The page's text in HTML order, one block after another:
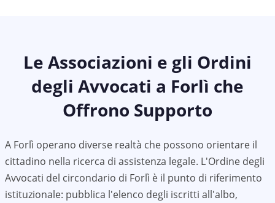
Le Associazioni e gli Ordini
degli Avvocati a Forlì che
Offrono Supporto
A Forlì operano diverse realtà che possono orientare il
cittadino nella ricerca di assistenza legale. L'Ordine degli
Avvocati del circondario di Forlì è il punto di riferimento
istituzionale: pubblica l'elenco degli iscritti all'albo,